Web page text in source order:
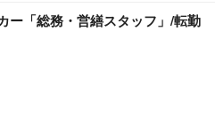
ー「総務・営繕スタッフ」/転勤